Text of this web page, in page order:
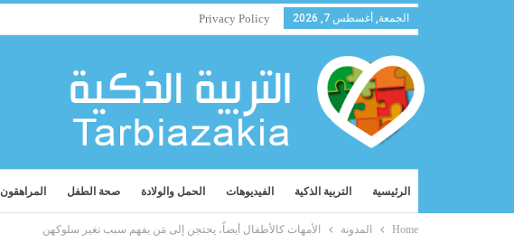
الجمعة, أغسطس 7, 2026 Privacy Policy
الرئيسية التربية الذكية الفيديوهات الحمل والولادة صحة الطفل المراهقون
Home المدونة الأمهات كالأطفال أيضاً، يحتجن إلى مَن يفهم سبب تغير سلوكهن